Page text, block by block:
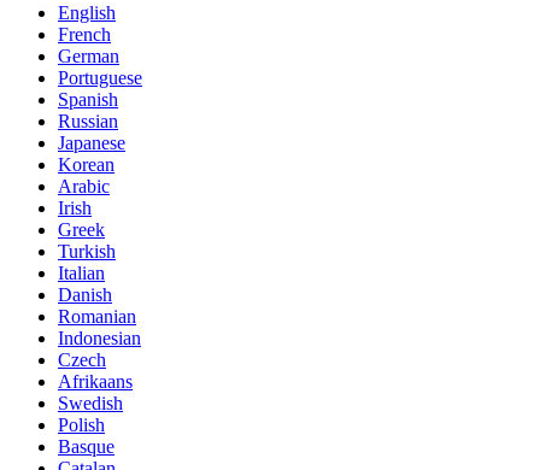
English
French
German
Portuguese
Spanish
Russian
Japanese
Korean
Arabic
Irish
Greek
Turkish
Italian
Danish
Romanian
Indonesian
Czech
Afrikaans
Swedish
Polish
Basque